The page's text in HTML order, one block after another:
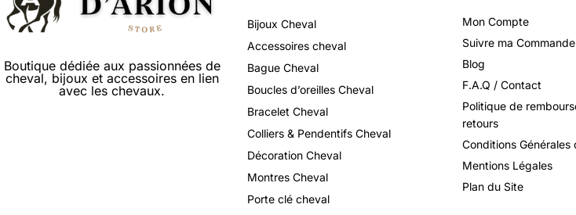
Boutique dédiée aux passionnées de
cheval, bijoux et accessoires en lien
avec les chevaux.
Bijoux Cheval
Accessoires cheval
Bague Cheval
Boucles d’oreilles Cheval
Bracelet Cheval
Colliers & Pendentifs Cheval
Décoration Cheval
Montres Cheval
Porte clé cheval
Mon Compte
Suivre ma Commande
Blog
F.A.Q / Contact
Politique de
retours
Conditions Générales
Mentions Légales
Plan du Site